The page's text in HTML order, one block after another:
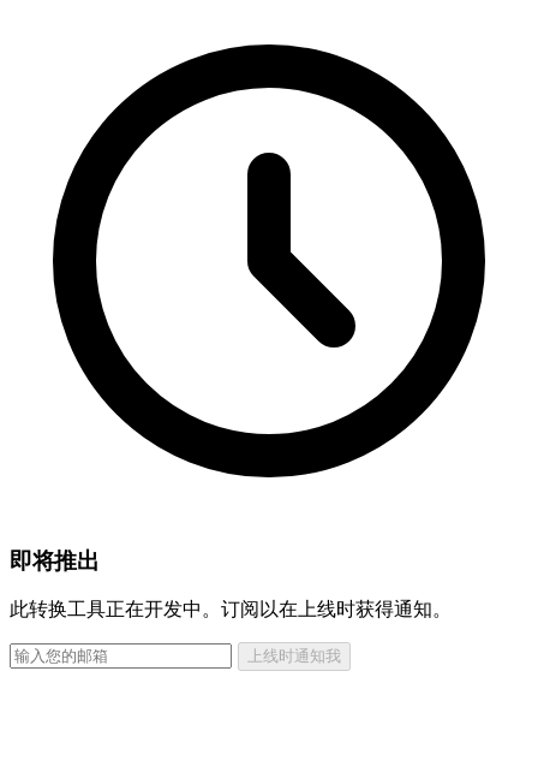
即将推出
此转换工具正在开发中。订阅以在上线时获得通知。
上线时通知我